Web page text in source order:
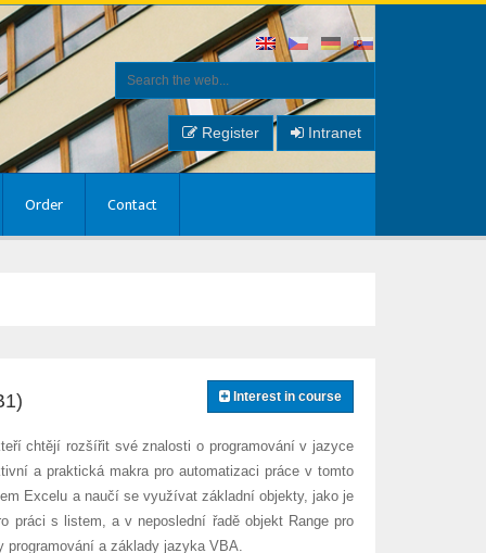
Register Intranet
Order Contact
Interest in course
chtějí rozšířit své znalosti o programování v jazyce
a praktická makra pro automatizaci práce v tomto
Excelu a naučí se využívat základní objekty, jako je
práci s listem, a v neposlední řadě objekt Range pro
a základy jazyka VBA.